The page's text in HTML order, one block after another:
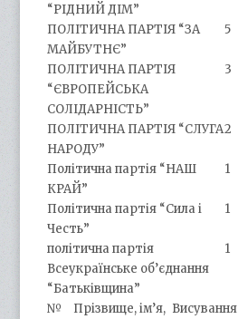
“РІДНИЙ ДІМ”
ПОЛІТИЧНА ПАРТІЯ “ЗА
МАЙБУТНЄ”
5
ПОЛІТИЧНА ПАРТІЯ
“ЄВРОПЕЙСЬКА
СОЛІДАРНІСТЬ”
3
ПОЛІТИЧНА ПАРТІЯ “СЛУГА
НАРОДУ”
2
Політична партія “НАШ
КРАЙ”
1
Політична партія “Сила і
Честь”
1
політична партія
Всеукраїнське об’єднання
“Батьківщина”
1
№
Прізвище, ім’я, Висування